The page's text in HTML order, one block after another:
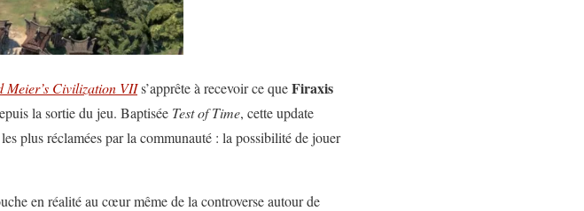
Meier’s Civilization VIIs’apprête à recevoir ce queFiraxis
la sortie du jeu. Baptisée Test of Time, cette update
plus réclamées par la communauté : la possibilité de jouer
en réalité au cœur même de la controverse autour de